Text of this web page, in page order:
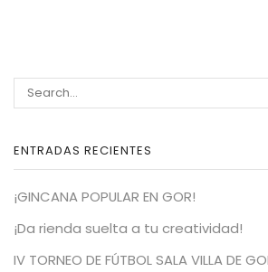
ENTRADAS RECIENTES
¡GINCANA POPULAR EN GOR!
¡Da rienda suelta a tu creatividad!
IV TORNEO DE FÚTBOL SALA VILLA DE